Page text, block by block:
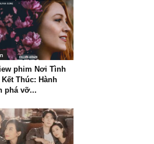
phim Nơi Tình
Kết Thúc: Hành
phá vỡ...